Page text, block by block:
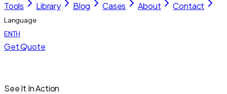
Tools Library Blog Cases About Contact
Language
ENTH
Get Quote
See It In Action